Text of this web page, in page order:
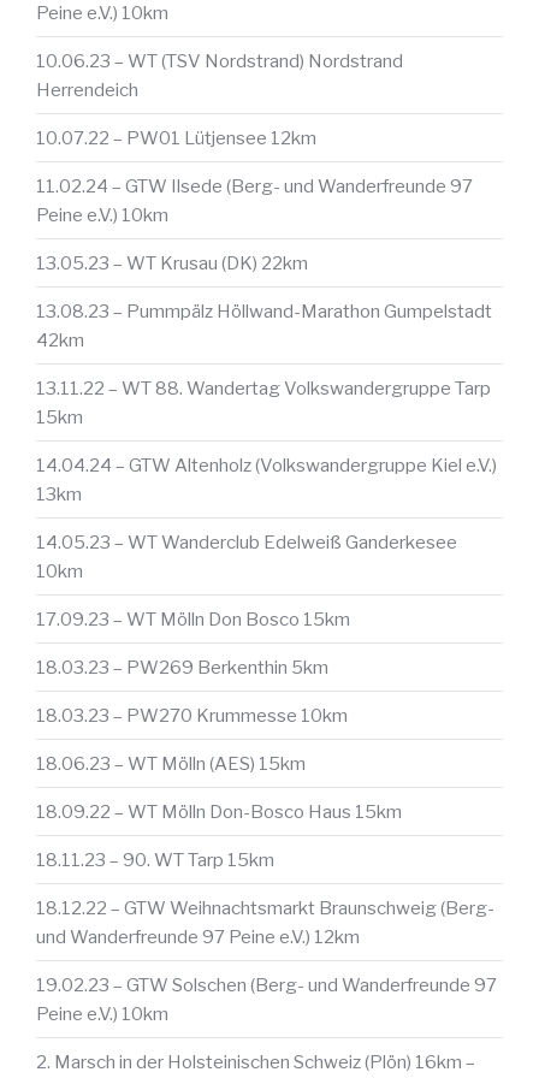
Peine e.V.) 10km
10.06.23 – WT (TSV Nordstrand) Nordstrand
Herrendeich
10.07.22 – PW01 Lütjensee 12km
11.02.24 – GTW Ilsede (Berg- und Wanderfreunde 97
Peine e.V.) 10km
13.05.23 – WT Krusau (DK) 22km
13.08.23 – Pummpälz Höllwand-Marathon Gumpelstadt
42km
13.11.22 – WT 88. Wandertag Volkswandergruppe Tarp
15km
14.04.24 – GTW Altenholz (Volkswandergruppe Kiel e.V.)
13km
14.05.23 – WT Wanderclub Edelweiß Ganderkesee
10km
17.09.23 – WT Mölln Don Bosco 15km
18.03.23 – PW269 Berkenthin 5km
18.03.23 – PW270 Krummesse 10km
18.06.23 – WT Mölln (AES) 15km
18.09.22 – WT Mölln Don-Bosco Haus 15km
18.11.23 – 90. WT Tarp 15km
18.12.22 – GTW Weihnachtsmarkt Braunschweig (Berg-
und Wanderfreunde 97 Peine e.V.) 12km
19.02.23 – GTW Solschen (Berg- und Wanderfreunde 97
Peine e.V.) 10km
2. Marsch in der Holsteinischen Schweiz (Plön) 16km –